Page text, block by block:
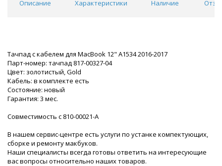
Описание Характеристики Наличие
Тачпад с кабелем для MacBook 12" A1534 2016-2017
Парт-номер: тачпад 817-00327-04
Цвет: золотистый, Gold
Кабель: в комплекте есть
Состояние: новый
Гарантия: 3 мес.
Совместимость с 810-00021-A
В нашем сервис-центре есть услуги по устанке компектующих,
сборке и ремонту макбуков.
Наши специалисты всегда готовы ответить на интересующие
вас вопросы относительно наших товаров.